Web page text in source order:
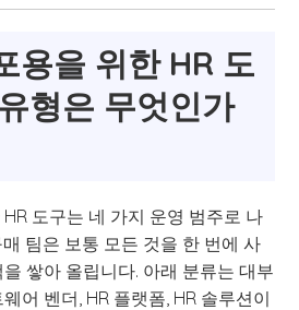
용을 위한 HR 도
형은 무엇인가
도구는 네 가지 운영 범주로 나
팀은 보통 모든 것을 한 번에 사
쌓아 올립니다. 아래 분류는 대부
어 벤더, HR 플랫폼, HR 솔루션이